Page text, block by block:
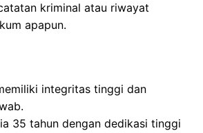
kriminal atau riwayat
apapun.
integritas tinggi dan
35 tahun dengan dedikasi tinggi